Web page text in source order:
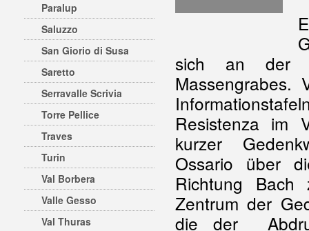
Paralup
Saluzzo
San Giorio di Susa
Saretto
Serravalle Scrivia
Torre Pellice
Traves
Turin
Val Borbera
Valle Gesso
Val Thuras
sich an der
Massengrabes.
Resistenza im
kurzer
Ossario über
Richtung
Zentrum der
die der